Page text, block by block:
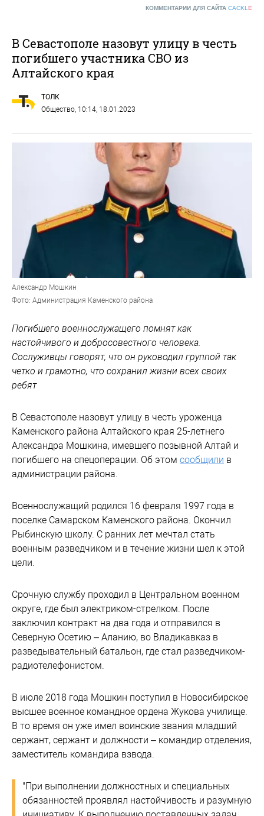
КОММЕНТАРИИ ДЛЯ САЙТА CACKL E
В Севастополе назовут улицу в честь
погибшего участника СВО из
Алтайского края
ТОЛК
Общество , 10:14, 18.01.2023
Александр Мошкин
Фото: Администрация Каменского района
Погибшего военнослужащего помнят как
настойчивого и добросовестного человека.
Сослуживцы говорят, что он руководил группой так
четко и грамотно, что сохранил жизни всех своих
ребят
В Севастополе назовут улицу в честь уроженца
Каменского района Алтайского края 25-летнего
Александра Мошкина, имевшего позывной Алтай и
погибшего на спецоперации. Об этом сообщили в
администрации района.
Военнослужащий родился 16 февраля 1997 года в
поселке Самарском Каменского района. Окончил
Рыбинскую школу. С ранних лет мечтал стать
военным разведчиком и в течение жизни шел к этой
цели.
Срочную службу проходил в Центральном военном
округе, где был электриком-стрелком. После
заключил контракт на два года и отправился в
Северную Осетию – Аланию, во Владикавказ в
разведывательный батальон, где стал разведчиком-
радиотелефонистом.
В июле 2018 года Мошкин поступил в Новосибирское
высшее военное командное ордена Жукова училище.
В то время он уже имел воинские звания младший
сержант, сержант и должности – командир отделения,
заместитель командира взвода.
"При выполнении должностных и специальных
обязанностей проявлял настойчивость и разумную